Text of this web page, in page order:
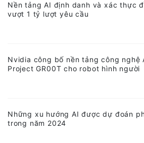
Nền tảng AI định danh và xác thực
vượt 1 tỷ lượt yêu cầu
Nvidia công bố nền tảng công nghệ
Project GR00T cho robot hình người
Những xu hướng AI được dự đoán
trong năm 2024